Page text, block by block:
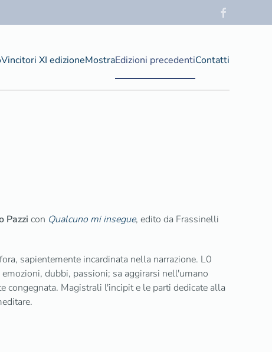
Vincitori XI edizioneMostraEdizioni precedentiContatti
Pazzi con Qualcuno mi insegue, edito da Frassinelli
sapientemente incardinata nella narrazione. L0
dubbi, passioni; sa aggirarsi nell'umano
congegnata. Magistrali l'incipit e le parti dedicate alla